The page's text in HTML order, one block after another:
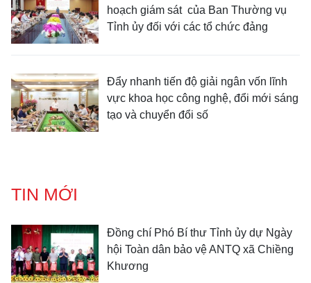
hoạch giám sát của Ban Thường vụ
Tỉnh ủy đối với các tổ chức đảng
Đẩy nhanh tiến độ giải ngân vốn lĩnh
vực khoa học công nghệ, đổi mới sáng
tạo và chuyển đổi số
TIN MỚI
Đồng chí Phó Bí thư Tỉnh ủy dự Ngày
hội Toàn dân bảo vệ ANTQ xã Chiềng
Khương